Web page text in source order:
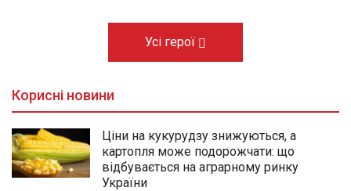
Усі герої
Корисні новини
Ціни на кукурудзу знижуються, а
картопля може подорожчати: що
відбувається на аграрному ринку
України